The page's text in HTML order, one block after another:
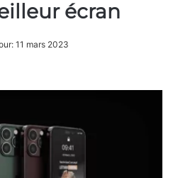
écran
11 mars 2023